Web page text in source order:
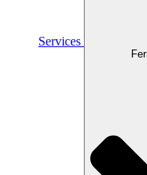
Services